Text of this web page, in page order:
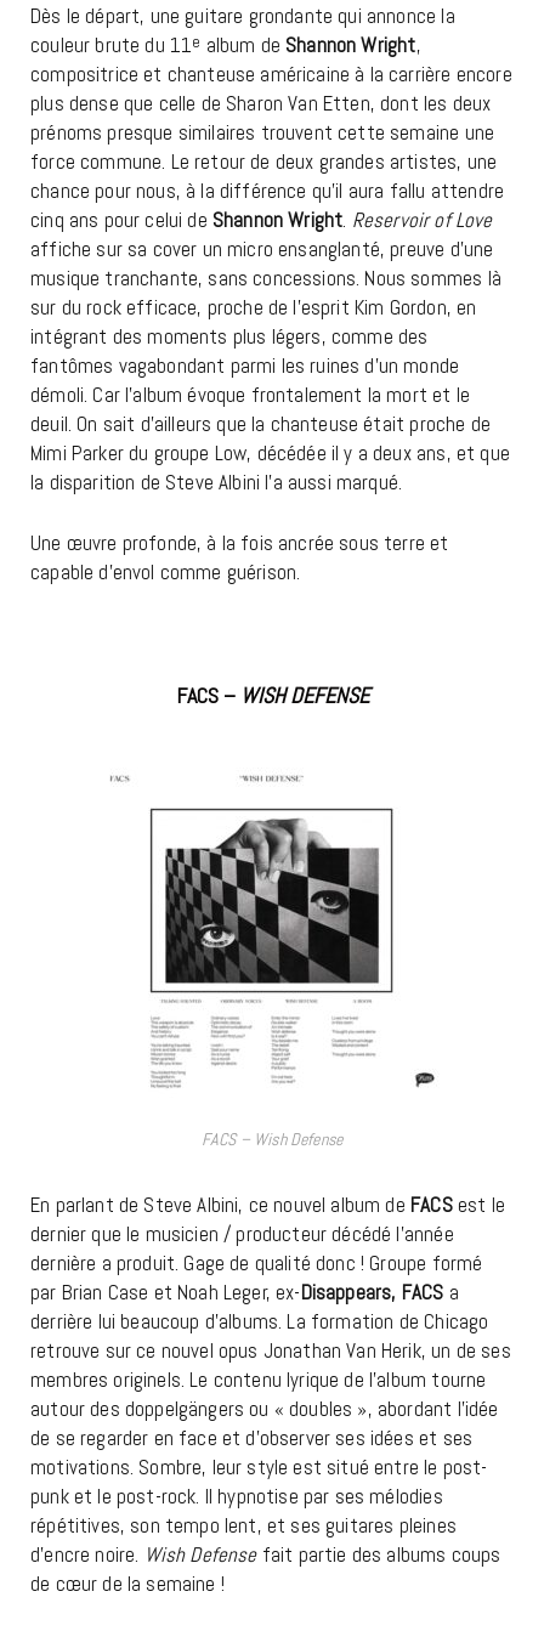
Dès le départ, une guitare grondante qui annonce la
couleur brute du 11e album de Shannon Wright,
compositrice et chanteuse américaine à la carrière encore
plus dense que celle de Sharon Van Etten, dont les deux
prénoms presque similaires trouvent cette semaine une
force commune. Le retour de deux grandes artistes, une
chance pour nous, à la différence qu’il aura fallu attendre
cinq ans pour celui de Shannon Wright. Reservoir of Love
affiche sur sa cover un micro ensanglanté, preuve d’une
musique tranchante, sans concessions. Nous sommes là
sur du rock efficace, proche de l’esprit Kim Gordon, en
intégrant des moments plus légers, comme des
fantômes vagabondant parmi les ruines d’un monde
démoli. Car l’album évoque frontalement la mort et le
deuil. On sait d’ailleurs que la chanteuse était proche de
Mimi Parker du groupe Low, décédée il y a deux ans, et que
la disparition de Steve Albini l’a aussi marqué.
Une œuvre profonde, à la fois ancrée sous terre et
capable d’envol comme guérison.
FACS –WISH DEFENSE
FACS – Wish Defense
En parlant de Steve Albini, ce nouvel album de FACSest le
dernier que le musicien / producteur décédé l’année
dernière a produit. Gage de qualité donc ! Groupe formé
par Brian Case et Noah Leger, ex-Disappears, FACS a
derrière lui beaucoup d’albums. La formation de Chicago
retrouve sur ce nouvel opus Jonathan Van Herik, un de ses
membres originels. Le contenu lyrique de l’album tourne
autour des doppelgängers ou « doubles », abordant l’idée
de se regarder en face et d’observer ses idées et ses
motivations. Sombre, leur style est situé entre le post-
punk et le post-rock. Il hypnotise par ses mélodies
répétitives, son tempo lent, et ses guitares pleines
d’encre noire. Wish Defensefait partie des albums coups
de cœur de la semaine !